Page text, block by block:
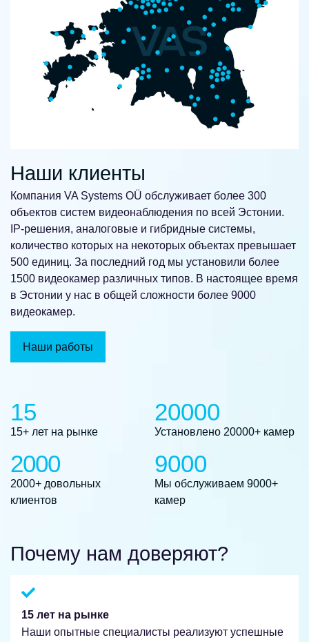
Наши клиенты
Компания VA Systems OÜ обслуживает более 300
объектов систем видеонаблюдения по всей Эстонии.
IP-решения, аналоговые и гибридные системы,
количество которых на некоторых объектах превышает
500 единиц. За последний год мы установили более
1500 видеокамер различных типов. В настоящее время
в Эстонии у нас в общей сложности более 9000
видеокамер.
Наши работы
15+ лет на рынке
15
Установлено 20000+ камер
20000
2000+ довольных
клиентов
2000
Мы обслуживаем 9000+
камер
9000
Почему нам доверяют?
15 лет на рынке
Наши опытные специалисты реализуют успешные